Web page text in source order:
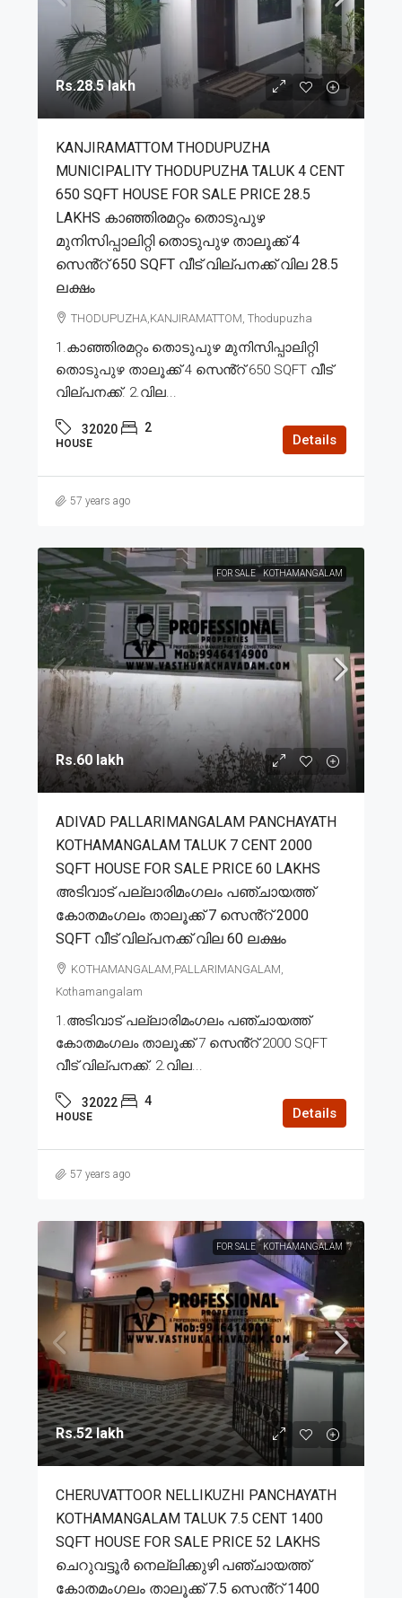
Rs.28.5 lakh
KANJIRAMATTOM THODUPUZHA
MUNICIPALITY THODUPUZHA TALUK 4 CENT
650 SQFT HOUSE FOR SALE PRICE 28.5
LAKHS കാഞ്ഞിരമറ്റം തൊടുപുഴ
മുനിസിപ്പാലിറ്റി തൊടുപുഴ താലൂക്ക് 4
സെൻ്റ് 650 SQFT വീട് വില്പനക്ക് വില 28.5
ലക്ഷം
THODUPUZHA,KANJIRAMATTOM, Thodupuzha
1.കാഞ്ഞിരമറ്റം തൊടുപുഴ മുനിസിപ്പാലിറ്റി
തൊടുപുഴ താലൂക്ക് 4 സെൻ്റ് 650 SQFT വീട്
വില്പനക്ക്. 2.വില...
32020 2
HOUSE Details
57 years ago
FOR SALE KOTHAMANGALAM
Rs.60 lakh
ADIVAD PALLARIMANGALAM PANCHAYATH
KOTHAMANGALAM TALUK 7 CENT 2000
SQFT HOUSE FOR SALE PRICE 60 LAKHS
അടിവാട് പല്ലാരിമംഗലം പഞ്ചായത്ത്
കോതമംഗലം താലൂക്ക് 7 സെൻ്റ് 2000
SQFT വീട് വില്പനക്ക് വില 60 ലക്ഷം
KOTHAMANGALAM,PALLARIMANGALAM,
Kothamangalam
1.അടിവാട് പല്ലാരിമംഗലം പഞ്ചായത്ത്
കോതമംഗലം താലൂക്ക് 7 സെൻ്റ് 2000 SQFT
വീട് വില്പനക്ക്. 2.വില...
32022 4
HOUSE Details
57 years ago
FOR SALE KOTHAMANGALAM
Rs.52 lakh
CHERUVATTOOR NELLIKUZHI PANCHAYATH
KOTHAMANGALAM TALUK 7.5 CENT 1400
SQFT HOUSE FOR SALE PRICE 52 LAKHS
ചെറുവട്ടൂർ നെല്ലിക്കുഴി പഞ്ചായത്ത്
കോതമംഗലം താലൂക്ക് 7.5 സെൻ്റ് 1400